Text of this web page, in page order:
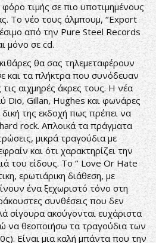
τιμής σε πιο υποτιμημένους
Το νέο τους άλμπουμ, ‘’Export
από την Pure Steel Records
μόνο σε cd.
θα σας τηλεμεταφέρουν
και τα πλήκτρα που συνόδευαν
τις αιχμηρές άκρες τους. Η νέα
Dio, Gillan, Hughes και φωνάρες
δική της εκδοχή πως πρέπει να
rock. Απλοικά τα πράγματα
μικρά τραγούδια με
και ότι χαρακτηρίζει την
του είδους. Το ‘’ Love Or Hate
ερωτιάρικη διάθεση, με
ένα ξεχωριστό τόνο στη
συνθέσεις που δεν
σίγουρα ακούγονται ευχάριστα
να θεοποιήσω τα τραγούδια των
Είναι μια καλή μπάντα που την